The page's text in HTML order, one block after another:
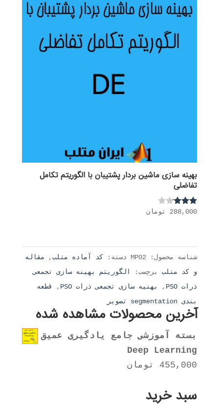
بهینه سازی ماشین بردار پشتیبان با الگوریتم تکامل
تفاضلی
نمره
288,000 تومان
شناسه محصول: MP02 دسته: کد آماده متلب, مقاله
و کد متلب
برچسب:
الگوریتم بهینه سازی تجمعی
ذرات PSO
, بهنیه سازی تجمعی ذرات PSO ,
قطعه
بندی segmentation تصویر
آخرین محصولات مشاهده شده
بسته آموزشی جامع یادگیری عمیق
Deep Learning
455,000
تومان
سبد خرید